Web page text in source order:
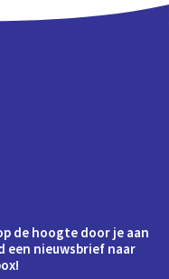
de hoogte door je aan
een nieuwsbrief naar